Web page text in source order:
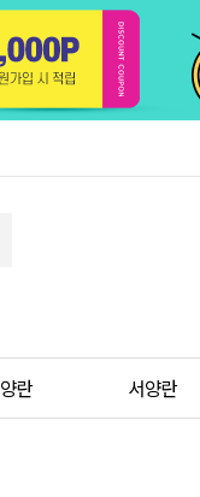
란 서양란